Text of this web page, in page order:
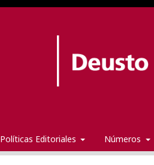
Políticas Editoriales Números